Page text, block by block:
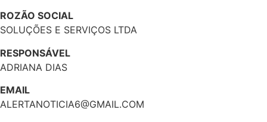
ROZÃO SOCIAL
SOLUÇÕES E SERVIÇOS LTDA
RESPONSÁVEL
ADRIANA DIAS
EMAIL
ALERTANOTICIA6@GMAIL.COM